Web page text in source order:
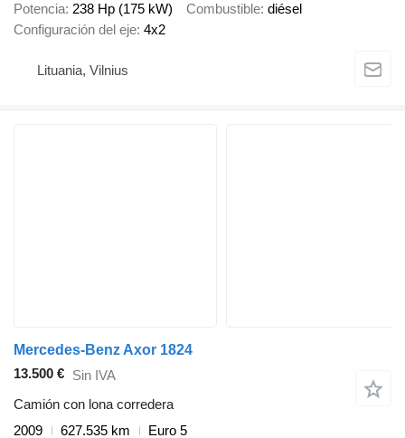
Potencia 238 Hp (175 kW) Combustible diésel
Configuración del eje 4x2
Lituania, Vilnius
Mercedes-Benz Axor 1824
13.500 € Sin IVA
Camión con lona corredera
2009
627.535 km Euro 5